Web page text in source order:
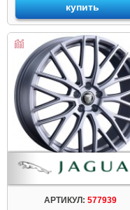
купить
АРТИКУЛ: 577939